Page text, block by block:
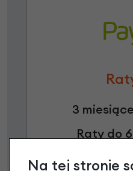
3
Raty do
Na tej stronie